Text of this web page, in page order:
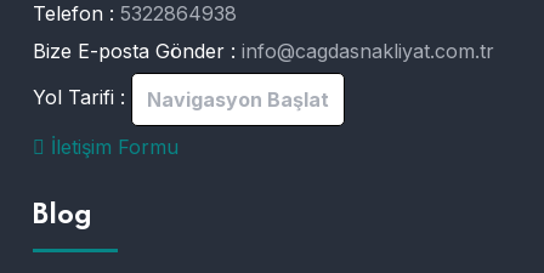
Telefon : 5322864938
Bize E-posta Gönder : info@cagdasnakliyat.com.tr
Yol Tarifi :
Navigasyon Başlat
İletişim Formu
Blog